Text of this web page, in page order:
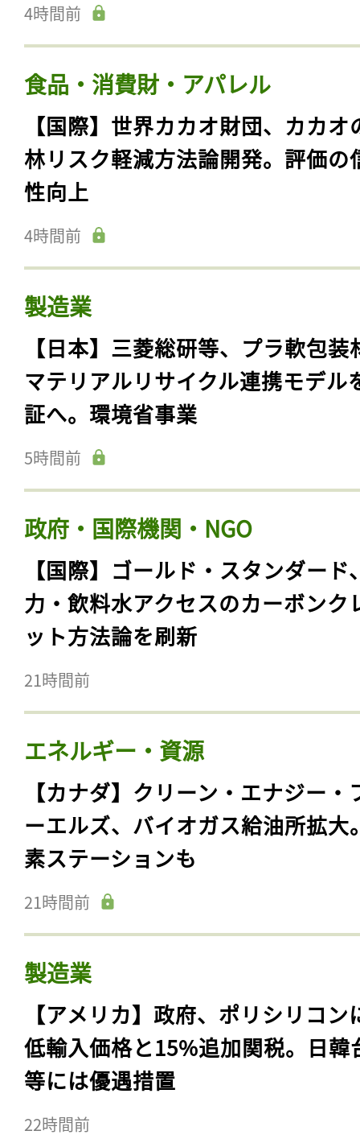
4時間前
食品・消費財・アパレル
【国際】世界カカオ財団、カカオ
林リスク軽減方法論開発。評価の
性向上
4時間前
製造業
【日本】三菱総研等、プラ軟包装
マテリアルリサイクル連携モデル
証へ。環境省事業
5時間前
政府・国際機関・NGO
【国際】ゴールド・スタンダード
力・飲料水アクセスのカーボンク
ット方法論を刷新
21時間前
エネルギー・資源
【カナダ】クリーン・エナジー・
ーエルズ、バイオガス給油所拡大
素ステーションも
21時間前
製造業
【アメリカ】政府、ポリシリコン
低輸入価格と15%追加関税。日韓
等には優遇措置
22時間前